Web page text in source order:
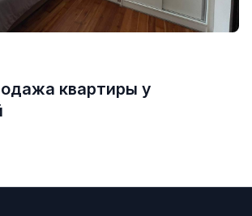
квартиры у